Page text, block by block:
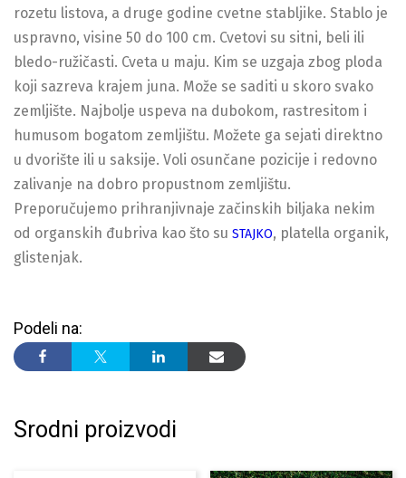
rozetu listova, a druge godine cvetne stabljike. Stablo je
uspravno, visine 50 do 100 cm. Cvetovi su sitni, beli ili
bledo-ružičasti. Cveta u maju. Kim se uzgaja zbog ploda
koji sazreva krajem juna. Može se saditi u skoro svako
zemljište. Najbolje uspeva na dubokom, rastresitom i
humusom bogatom zemljištu. Možete ga sejati direktno
u dvorište ili u saksije. Voli osunčane pozicije i redovno
zalivanje na dobro propustnom zemljištu.
Preporučujemo prihranjivnaje začinskih biljaka nekim
od organskih đubriva kao što su STAJKO, platella organik,
glistenjak.
Podeli na:
Srodni proizvodi